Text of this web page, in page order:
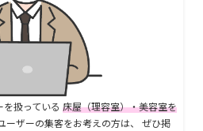
扱っている 床屋（理容室）・美容室を
ーザーの集客をお考えの方は、 ぜひ掲